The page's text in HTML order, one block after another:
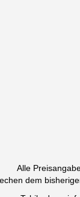
Alle
dem